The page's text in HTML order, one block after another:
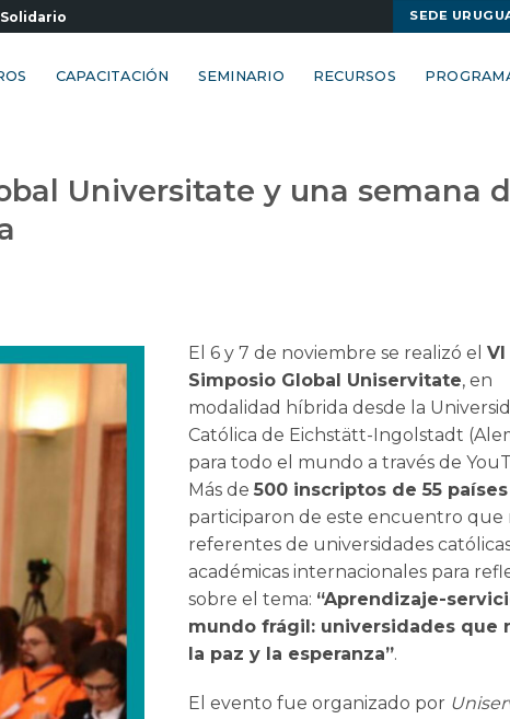
SEDE
CAPACITACIÓN SEMINARIO RECURSOS
Universitate y una semana
El 6 y 7 de noviembre se realizó el VI
Simposio Global Uniservitate, en
modalidad híbrida desde la
Católica de Eichstätt-Ingolstadt
para todo el mundo a través de
Más de 500 inscriptos de 55 países
participaron de este encuentro que
referentes de universidades
académicas internacionales para
sobre el tema: “Aprendizaje-
mundo frágil: universidades que
la paz y la esperanza”.
El evento fue organizado por
EDUCAR PARA
PROPUESTA DEL
SERVICIO